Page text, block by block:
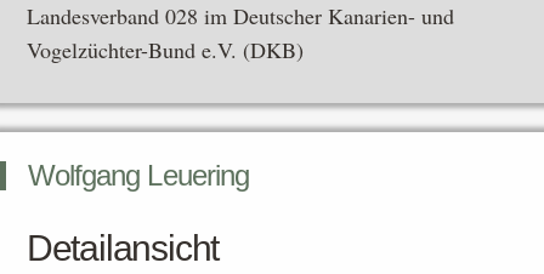
Landesverband 028 im Deutscher Kanarien- und
Vogelzüchter-Bund e.V. (DKB)
Wolfgang Leuering
Detailansicht